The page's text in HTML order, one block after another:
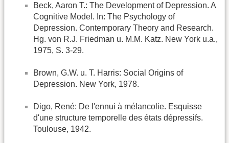
Beck, Aaron T.: The Development of Depression. A
Cognitive Model. In: The Psychology of
Depression. Contemporary Theory and Research.
Hg. von R.J. Friedman u. M.M. Katz. New York u.a.,
1975, S. 3-29.
Brown, G.W. u. T. Harris: Social Origins of
Depression. New York, 1978.
Digo, René: De l'ennui à mélancolie. Esquisse
d'une structure temporelle des états dépressifs.
Toulouse, 1942.